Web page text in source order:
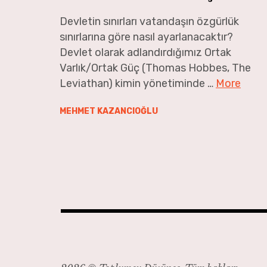
Devletin sınırları vatandaşın özgürlük
sınırlarına göre nasıl ayarlanacaktır?
Devlet olarak adlandırdığımız Ortak
Varlık/Ortak Güç (Thomas Hobbes, The
Leviathan) kimin yönetiminde … More
MEHMET KAZANCIOĞLU